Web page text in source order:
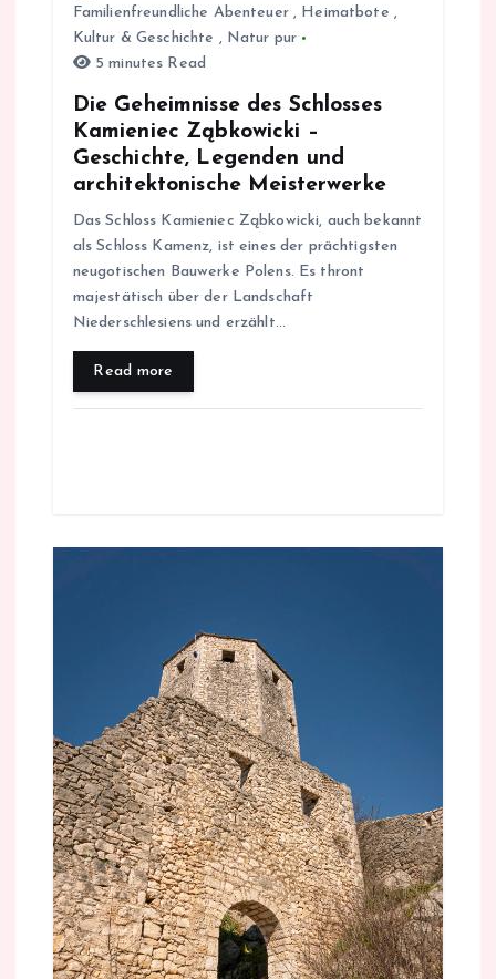
Familienfreundliche Abenteuer, Heimatbote ,
Kultur & Geschichte , Natur pur
5 minutes Read
Die Geheimnisse des Schlosses
Kamieniec Ząbkowicki –
Geschichte, Legenden und
architektonische Meisterwerke
Das Schloss Kamieniec Ząbkowicki, auch bekannt
als Schloss Kamenz, ist eines der prächtigsten
neugotischen Bauwerke Polens. Es thront
majestätisch über der Landschaft
Niederschlesiens und erzählt…
Read more